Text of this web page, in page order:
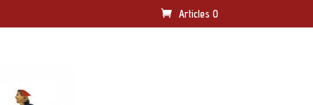
Articles 0